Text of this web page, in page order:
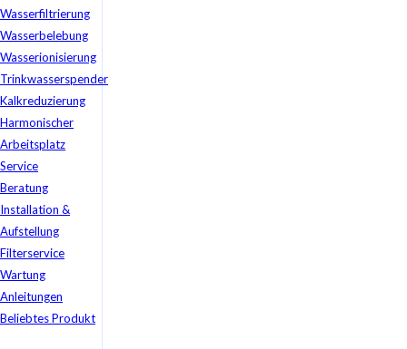
Wasserfiltrierung
Wasserbelebung
Wasserionisierung
Trinkwasserspender
Kalkreduzierung
Harmonischer
Arbeitsplatz
Service
Beratung
Installation &
Aufstellung
Filterservice
Wartung
Anleitungen
Beliebtes Produkt